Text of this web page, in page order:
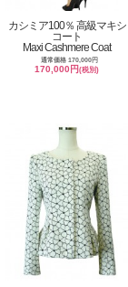
カシミア100％ 高級マキシ
コート
Maxi Cashmere Coat
通常価格 170,000円
170,000円(税別)